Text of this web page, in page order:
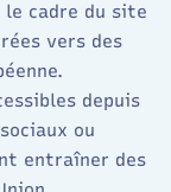
le cadre du site
vers des
depuis
ou
entraîner des